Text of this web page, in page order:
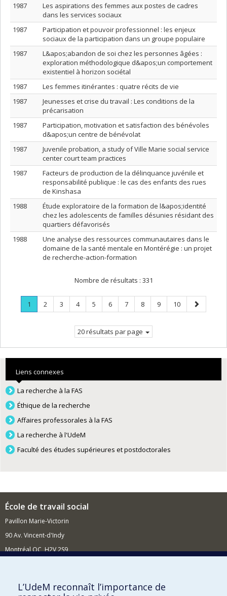
1987
Les aspirations des femmes aux postes de cadres
dans les services sociaux
1987
Participation et pouvoir professionnel : les enjeux
sociaux de la participation dans un groupe populaire
1987
L&apos;abandon de soi chez les personnes âgées :
exploration méthodologique d&apos;un comportement
existentiel à horizon sociétal
1987
Les femmes itinérantes : quatre récits de vie
1987
Jeunesses et crise du travail : Les conditions de la
précarisation
1987
Participation, motivation et satisfaction des bénévoles
d&apos;un centre de bénévolat
1987
Juvenile probation, a study of Ville Marie social service
center court team practices
1987
Facteurs de production de la délinquance juvénile et
responsabilité publique : le cas des enfants des rues
de Kinshasa
1988
Étude exploratoire de la formation de l&apos;identité
chez les adolescents de familles désunies résidant des
quartiers défavorisés
1988
Une analyse des ressources communautaires dans le
domaine de la santé mentale en Montérégie : un projet
de recherche-action-formation
Nombre de résultats : 331
Page
1
Page
Page
2 Page
3 Page
4 Page
5 Page
6 Page
7 Page
8 Page
9 Page
10
Page
suivante
20 résultats par page
Liens connexes
La recherche à la FAS
Éthique de la recherche
Affaires professorales à la FAS
La recherche à l'UdeM
Faculté des études supérieures et postdoctorales
École de travail social
Pavillon Marie-Victorin
90 Av. Vincent-d'Indy
Montréal QC H2V 2S9
Comment soutenir l'École?
L’UdeM reconnaît l’importance de